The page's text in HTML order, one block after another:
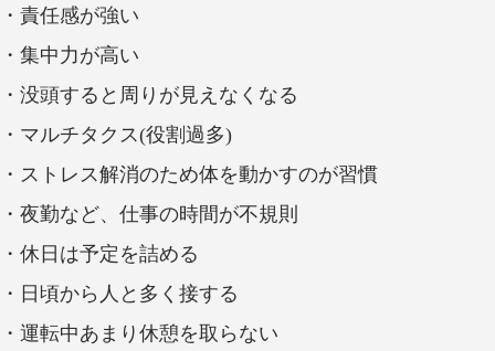
・責任感が強い
・集中力が高い
・没頭すると周りが見えなくなる
・マルチタクス(役割過多)
・ストレス解消のため体を動かすのが習慣
・夜勤など、仕事の時間が不規則
・休日は予定を詰める
・日頃から人と多く接する
・運転中あまり休憩を取らない